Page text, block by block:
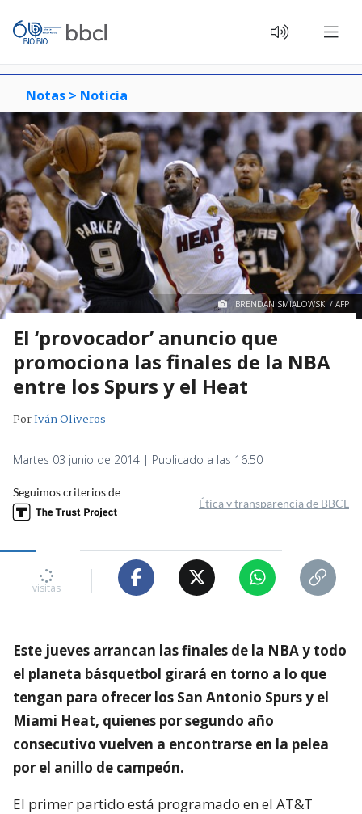
Notas > Noticia
BRENDAN SMIALOWSKI / AFP
El ‘provocador’ anuncio que
promociona las finales de la NBA
entre los Spurs y el Heat
PorIván Oliveros
Martes 03 junio de 2014 | Publicado a las 16:50
Seguimos criterios de
Ética y transparencia de BBCL
visitas
Este jueves arrancan las finales de la NBA y todo
el planeta básquetbol girará en torno a lo que
tengan para ofrecer los San Antonio Spurs y el
Miami Heat, quienes por segundo año
consecutivo vuelven a encontrarse en la pelea
por el anillo de campeón.
El primer partido está programado en el AT&T